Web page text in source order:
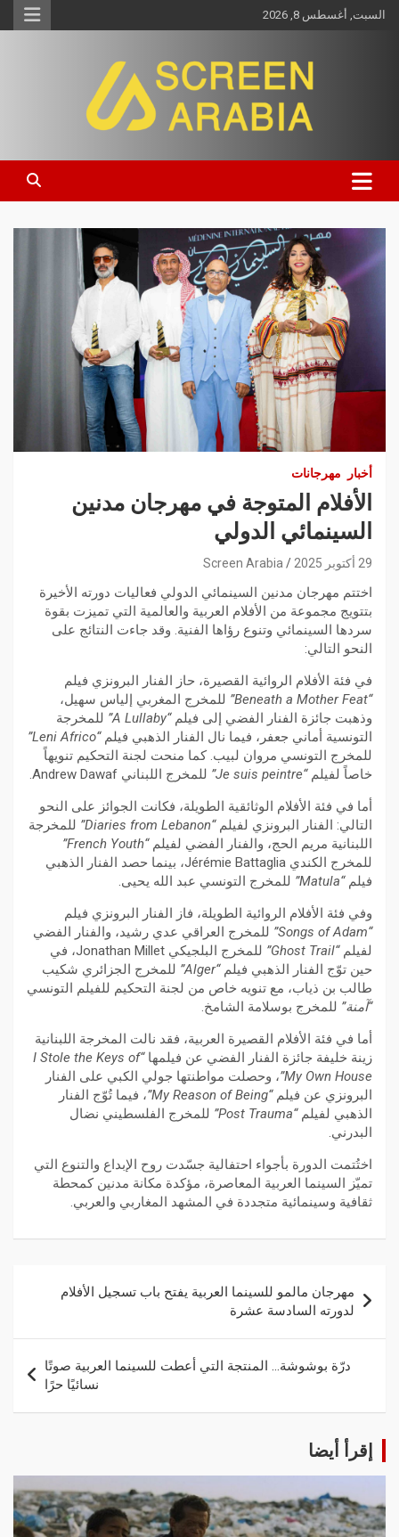
السبت, أغسطس 8, 2026
Screen Arabia
أخبار مهرجانات
الأفلام المتوجة في مهرجان مدنين
السينمائي الدولي
29 أكتوبر 2025 Screen Arabia
اختتم مهرجان مدنين السينمائي الدولي فعاليات دورته الأخيرة
بتتويج مجموعة من الأفلام العربية والعالمية التي تميزت بقوة
سردها السينمائي وتنوع رؤاها الفنية. وقد جاءت النتائج على
النحو التالي:
في فئة الأفلام الروائية القصيرة، حاز الفنار البرونزي فيلم
“Beneath a Mother Feat”
للمخرج المغربي إلياس سهيل،
وذهبت جائزة الفنار الفضي إلى فيلم“A Lullaby”
للمخرجة
التونسية أماني جعفر، فيما نال الفنار الذهبي فيلم“Leni Africo”
للمخرج التونسي مروان لبيب. كما منحت لجنة التحكيم تنويهاً
خاصاً لفيلم“Je suis peintre”
للمخرج اللبناني Andrew Dawaf.
أما في فئة الأفلام الوثائقية الطويلة، فكانت الجوائز على النحو
التالي: الفنار البرونزي لفيلم“Diaries from Lebanon”
للمخرجة
اللبنانية مريم الحج، والفنار الفضي لفيلم“French Youth”
للمخرج الكندي Jérémie Battaglia، بينما حصد الفنار الذهبي
فيلم“Matula”
للمخرج التونسي عبد الله يحيى.
وفي فئة الأفلام الروائية الطويلة، فاز الفنار البرونزي فيلم
“Songs of Adam”
للمخرج العراقي عدي رشيد، والفنار الفضي
لفيلم“Ghost Trail”
للمخرج البلجيكي Jonathan Millet، في
حين توّج الفنار الذهبي فيلم“Alger”
للمخرج الجزائري شكيب
طالب بن ذياب، مع تنويه خاص من لجنة التحكيم للفيلم التونسي
“آمنة” للمخرج بوسلامة الشامخ.
أما في فئة الأفلام القصيرة العربية، فقد نالت المخرجة اللبنانية
زينة خليفة جائزة الفنار الفضي عن فيلمها “I Stole the Keys of
My Own House” ، وحصلت مواطنتها جولي الكبي على الفنار
البرونزي عن فيلم“My Reason of Being”
، فيما تُوّج الفنار
الذهبي لفيلم“Post Trauma”
للمخرج الفلسطيني نضال
البدرني.
اختُتمت الدورة بأجواء احتفالية جسّدت روح الإبداع والتنوع التي
تميّز السينما العربية المعاصرة، مؤكدة مكانة مدنين كمحطة
ثقافية وسينمائية متجددة في المشهد المغاربي والعربي.
مهرجان مالمو للسينما العربية يفتح باب تسجيل الأفلام
لدورته السادسة عشرة
درّة بوشوشة… المنتجة التي أعطت للسينما العربية صوتًا
نسائيًا حرًا
إقرأ أيضا